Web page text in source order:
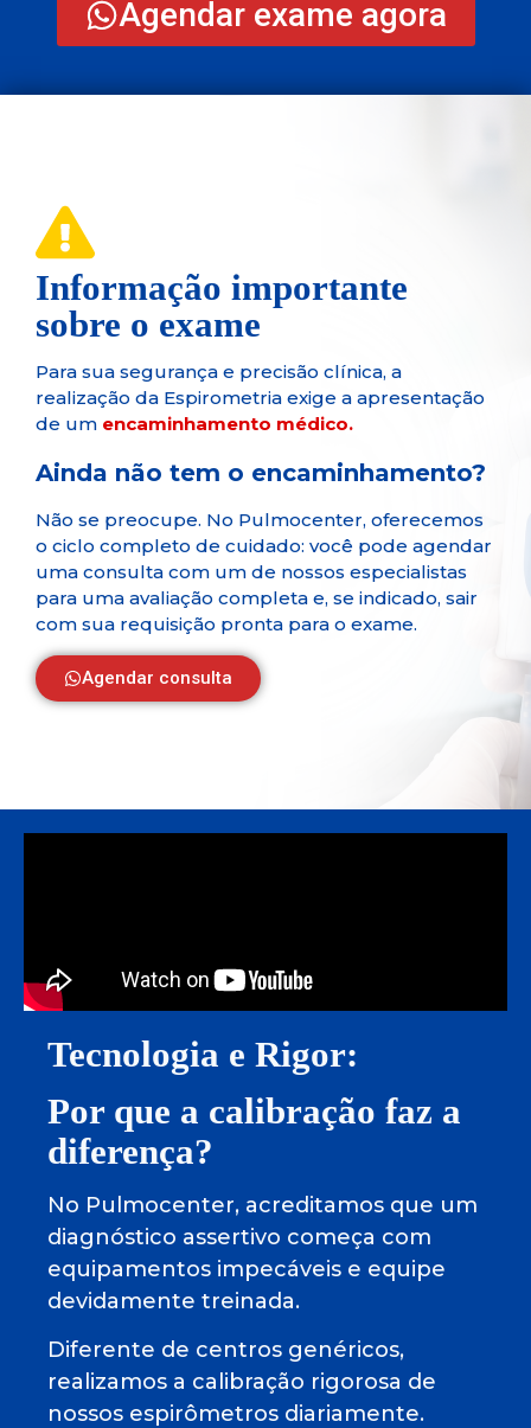
Agendar exame agora
Informação importante
sobre o exame
Para sua segurança e precisão clínica, a
realização da Espirometria exige a apresentação
de um encaminhamento médico.
Ainda não tem o encaminhamento?
Não se preocupe. No Pulmocenter, oferecemos
o ciclo completo de cuidado: você pode agendar
uma consulta com um de nossos especialistas
para uma avaliação completa e, se indicado, sair
com sua requisição pronta para o exame.
Agendar consulta
Tecnologia e Rigor:
Por que a calibração faz a
diferença?
No Pulmocenter, acreditamos que um
diagnóstico assertivo começa com
equipamentos impecáveis e equipe
devidamente treinada.
Diferente de centros genéricos,
realizamos a calibração rigorosa de
nossos espirômetros diariamente.